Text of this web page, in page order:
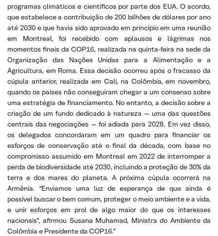
programas climáticos e científicos por parte dos EUA. O acordo,
que estabelece a contribuição de 200 bilhões de dólares por ano
até 2030 e que havia sido aprovado em princípio em uma reunião
em Montreal, foi recebido com aplausos e lágrimas nos
momentos finais da COP16, realizada na quinta-feira na sede da
Organização das Nações Unidas para a Alimentação e a
Agricultura, em Roma. Essa decisão ocorreu após o fracasso da
cúpula anterior, realizada em Cali, na Colômbia, em novembro,
quando os países não conseguiram chegar a um consenso sobre
uma estratégia de financiamento. No entanto, a decisão sobre a
criação de um fundo dedicado à natureza — uma das questões
centrais das negociações — foi adiada para 2028. Em vez disso,
os delegados concordaram em um quadro para financiar os
esforços de conservação até o final da década, com base no
compromisso assumido em Montreal em 2022 de interromper a
perda de biodiversidade até 2030, incluindo a proteção de 30% da
terra e dos mares do planeta. A próxima cúpula ocorrerá na
Armênia. “Enviamos uma luz de esperança de que ainda é
possível buscar o bem comum, proteger o meio ambiente e a vida,
e unir esforços em prol de algo maior do que os interesses
nacionais”, afirmou Susana Muhamad, Ministra do Ambiente da
Colômbia e Presidente da COP16.”